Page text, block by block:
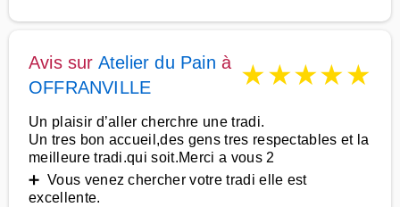
Avis sur Atelier du Pain à
OFFRANVILLE
★★★★★
Un plaisir d’aller cherchre une tradi.
Un tres bon accueil,des gens tres respectables et la
meilleure tradi.qui soit.Merci a vous 2
➕ Vous venez chercher votre tradi elle est
excellente.